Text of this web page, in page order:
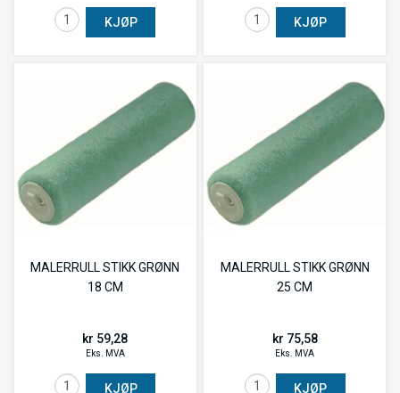
KJØP KJØP
MALERRULL STIKK GRØNN
18 CM
kr 59,28
Eks. MVA
KJØP
MALERRULL STIKK GRØNN
25 CM
kr 75,58
Eks. MVA
KJØP